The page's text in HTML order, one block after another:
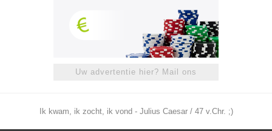
Uw advertentie hier? Mail ons
Ik kwam, ik zocht, ik vond - Julius Caesar / 47 v.Chr. ;)